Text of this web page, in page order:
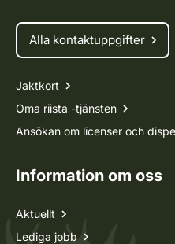
Alla kontaktuppgifter
Jaktkort
Oma riista -tjänsten
Ansökan om licenser och
Information om oss
Aktuellt
Lediga jobb